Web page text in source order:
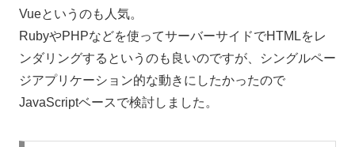
Vueというのも人気。
RubyやPHPなどを使ってサーバーサイドでHTMLをレ
ンダリングするというのも良いのですが、シングルペー
ジアプリケーション的な動きにしたかったので
JavaScriptベースで検討しました。